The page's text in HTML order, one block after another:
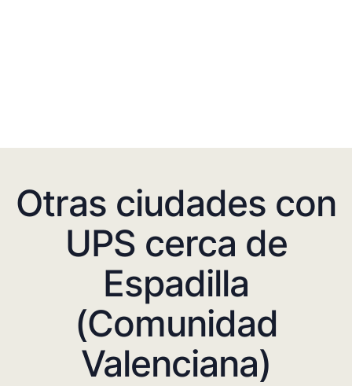
Otras ciudades con
UPS cerca de
Espadilla
(Comunidad
Valenciana)